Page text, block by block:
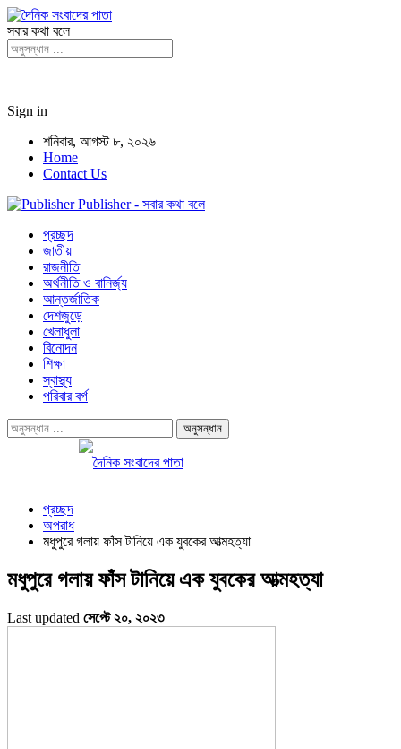
সবার কথা বলে
Sign in
শনিবার, আগস্ট ৮, ২০২৬
Home
Contact Us
Publisher - সবার কথা বলে
প্রচ্ছদ
জাতীয়
রাজনীতি
অর্থনীতি ও বানির্জ্য
আন্তর্জাতিক
দেশজুড়ে
খেলাধুলা
বিনোদন
শিক্ষা
স্বাস্থ্য
পরিবার বর্গ
প্রচ্ছদ
অপরাধ
মধুপুরে গলায় ফাঁস টানিয়ে এক যুবকের আত্মহত্যা
মধুপুরে গলায় ফাঁস টানিয়ে এক যুবকের আত্মহত্যা
Last updated সেপ্টে ২০, ২০২৩